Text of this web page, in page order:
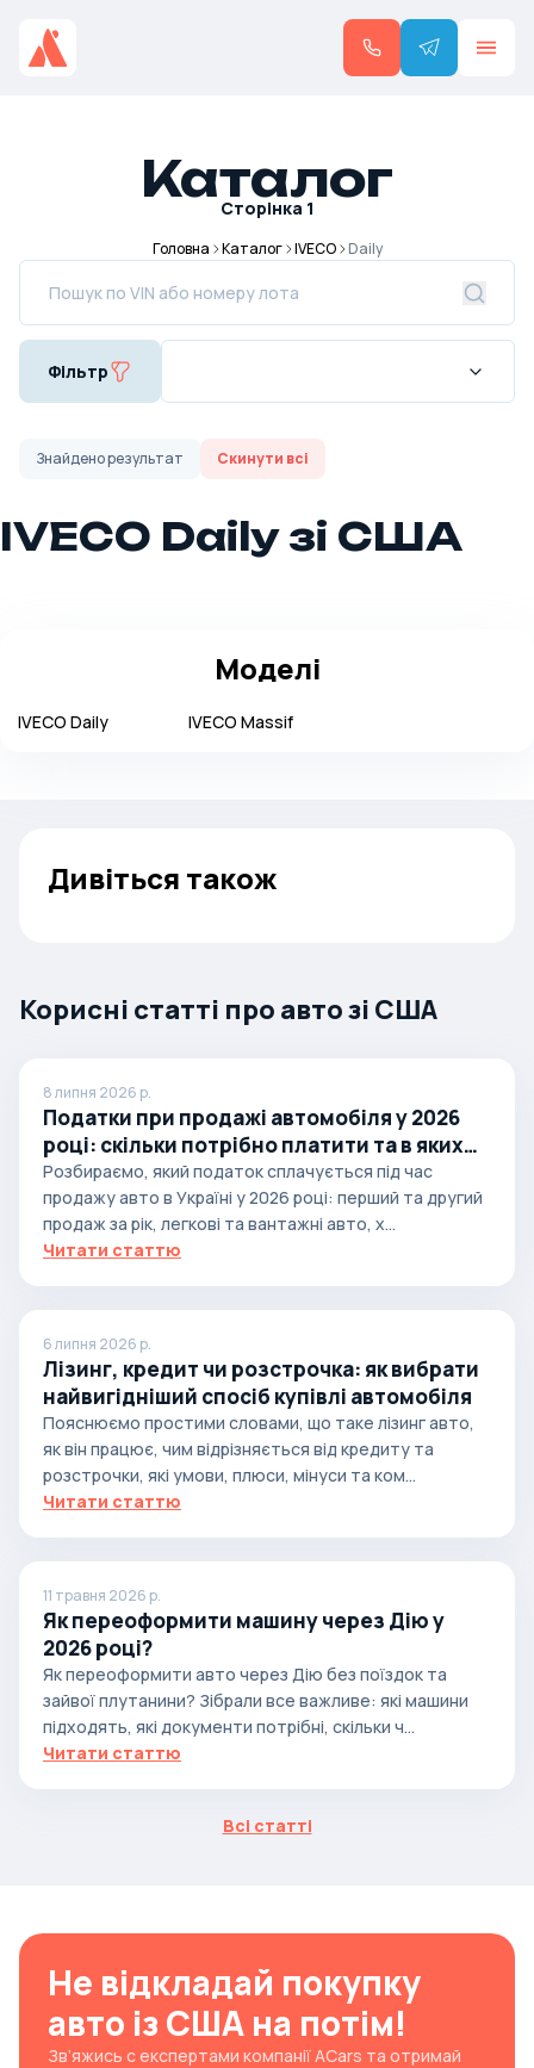
Каталог
Сторінка 1
Головна Каталог IVECO Daily
Фільтр
Знайденорезультат Скинути всі
IVECO Daily зі США
Моделі
IVECO Daily IVECO Massif
Дивіться також
Корисні статті про авто зі США
8 липня 2026 р.
Податки при продажі автомобіля у 2026
році: скільки потрібно платити та в яких
випадках
Розбираємо, який податок сплачується під час
продажу авто в Україні у 2026 році: перший та другий
продаж за рік, легкові та вантажні авто, х...
Читати статтю
6 липня 2026 р.
Лізинг, кредит чи розстрочка: як вибрати
найвигідніший спосіб купівлі автомобіля
Пояснюємо простими словами, що таке лізинг авто,
як він працює, чим відрізняється від кредиту та
розстрочки, які умови, плюси, мінуси та ком...
Читати статтю
11 травня 2026 р.
Як переоформити машину через Дію у
2026 році?
Як переоформити авто через Дію без поїздок та
зайвої плутанини? Зібрали все важливе: які машини
підходять, які документи потрібні, скільки ч...
Читати статтю
Всі статті
Не відкладай покупку
авто із США на потім!
Зв’яжись с експертами компанії ACars та отримай